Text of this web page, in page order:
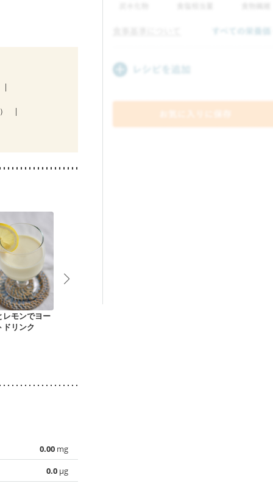
レモンでヨー
ドリンク
0.00 mg
0.0 µg